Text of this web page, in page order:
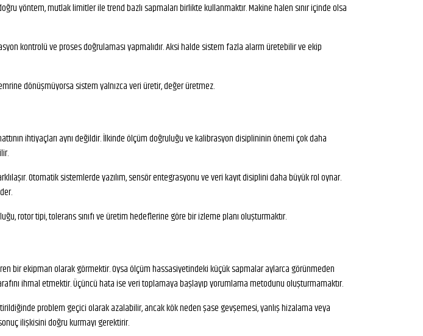
yöntem, mutlak limitler ile trend bazlı sapmaları birlikte kullanmaktır. Makine halen sınır içinde olsa
kontrolü ve proses doğrulaması yapmalıdır. Aksi halde sistem fazla alarm üretebilir ve ekip
dönüşmüyorsa sistem yalnızca veri üretir, değer üretmez.
ihtiyaçları aynı değildir. İlkinde ölçüm doğruluğu ve kalibrasyon disiplininin önemi çok daha
Otomatik sistemlerde yazılım, sensör entegrasyonu ve veri kayıt disiplini daha büyük rol oynar.
rotor tipi, tolerans sınıfı ve üretim hedeflerine göre bir izleme planı oluşturmaktır.
bir ekipman olarak görmektir. Oysa ölçüm hassasiyetindeki küçük sapmalar aylarca görünmeden
ihmal etmektir. Üçüncü hata ise veri toplamaya başlayıp yorumlama metodunu oluşturmamaktır.
problem geçici olarak azalabilir, ancak kök neden şase gevşemesi, yanlış hizalama veya
ilişkisini doğru kurmayı gerektirir.